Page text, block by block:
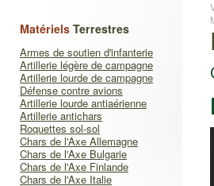
Matériels Terrestres
Armes de soutien d'infanterie
Artillerie légère de campagne
Artillerie lourde de campagne
Défense contre avions
Artillerie lourde antiaérienne
Artillerie antichars
Roquettes sol-sol
Chars de l'Axe Allemagne
Chars de l'Axe Bulgarie
Chars de l'Axe Finlande
Chars de l'Axe Italie